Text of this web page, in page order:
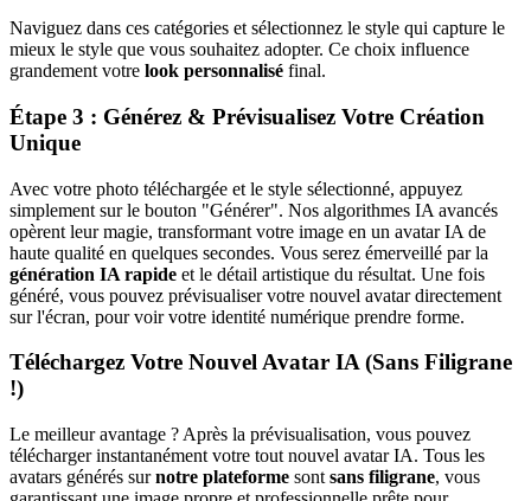
Naviguez dans ces catégories et sélectionnez le style qui capture le
mieux le style que vous souhaitez adopter. Ce choix influence
grandement votre look personnalisé final.
Étape 3 : Générez & Prévisualisez Votre Création
Unique
Avec votre photo téléchargée et le style sélectionné, appuyez
simplement sur le bouton "Générer". Nos algorithmes IA avancés
opèrent leur magie, transformant votre image en un avatar IA de
haute qualité en quelques secondes. Vous serez émerveillé par la
génération IA rapide et le détail artistique du résultat. Une fois
généré, vous pouvez prévisualiser votre nouvel avatar directement
sur l'écran, pour voir votre identité numérique prendre forme.
Téléchargez Votre Nouvel Avatar IA (Sans Filigrane
!)
Le meilleur avantage ? Après la prévisualisation, vous pouvez
télécharger instantanément votre tout nouvel avatar IA. Tous les
avatars générés surnotre plateforme sont sans filigrane, vous